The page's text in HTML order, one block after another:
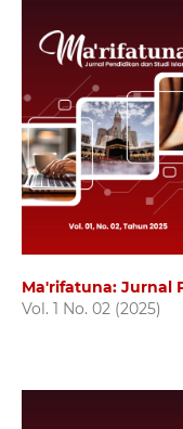
Ma'rifatuna: Jurnal
Vol. 1 No. 02 (2025)